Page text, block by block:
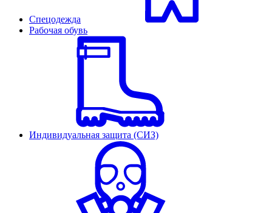
Спецодежда
Рабочая обувь
Индивидуальная защита (СИЗ)